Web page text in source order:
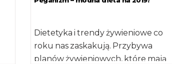
Dietetyka i trendy żywieniowe co
roku nas zaskakują. Przybywa
planów żywieniowych, które mają